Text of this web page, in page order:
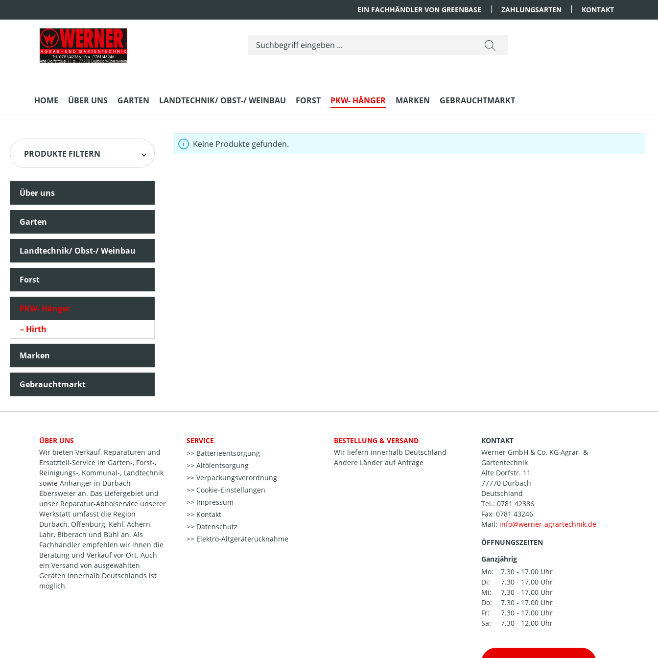
EIN FACHHÄNDLER VON GREENBASE ZAHLUNGSARTEN KONTAKT
HOME ÜBER UNS GARTEN LANDTECHNIK/ OBST-/ WEINBAU FORST PKW- HÄNGER MARKEN GEBRAUCHTMARKT
PRODUKTE FILTERN
Über uns
Garten
Landtechnik/ Obst-/ Weinbau
Forst
PKW- Hänger
Hirth
Marken
Gebrauchtmarkt
Keine Produkte gefunden.
ÜBER UNS
Wir bieten Verkauf, Reparaturen und
Ersatzteil-Service im Garten-, Forst-,
Reinigungs-, Kommunal-, Landtechnik
sowie Anhänger in Durbach-
Ebersweier an. Das Liefergebiet und
unser Reparatur-Abholservice unserer
Werkstatt umfasst die Region
Durbach, Offenburg, Kehl, Achern,
Lahr, Biberach und Bühl an. Als
Fachhändler empfehlen wir ihnen die
Beratung und Verkauf vor Ort. Auch
ein Versand von ausgewählten
Geräten innerhalb Deutschlands ist
möglich.
SERVICE
Batterieentsorgung
Altölentsorgung
Verpackungsverordnung
Cookie-Einstellungen
Impressum
Kontakt
Datenschutz
Elektro-Altgeräterücknahme
BESTELLUNG & VERSAND
Wir liefern innerhalb Deutschland
Andere Länder auf Anfrage
KONTAKT
Werner GmbH & Co. KG Agrar- &
Gartentechnik
Alte Dorfstr. 11
77770 Durbach
Deutschland
Tel.: 0781 42386
Fax: 0781 43246
Mail:
ÖFFNUNGSZEITEN
Ganzjährig
Mo:
7.30 - 17.00 Uhr
Di:
7.30 - 17.00 Uhr
Mi:
7.30 - 17.00 Uhr
Do:
7.30 - 17.00 Uhr
Fr:
7.30 - 17.00 Uhr
Sa:
7.30 - 12.00 Uhr